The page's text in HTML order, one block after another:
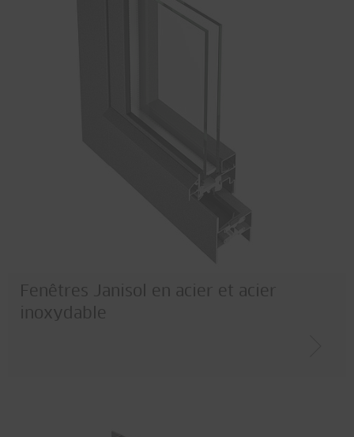
Fenêtres Janisol en acier et acier
inoxydable